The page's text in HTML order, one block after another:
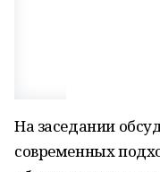
На заседании
современных